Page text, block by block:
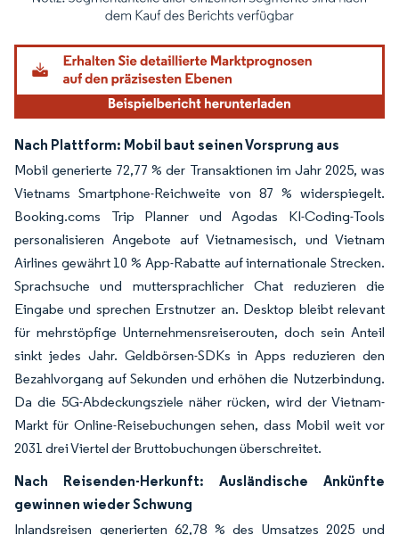
Bild © Mordor Intelligence. Wiederverwendung erfordert Namensnennung
Nach Plattform: Mobil baut seinen Vorsprung aus
Mobil generierte 72,77 % der Transaktionen im Jahr 2025, was
Vietnams Smartphone-Reichweite von 87 % widerspiegelt.
Booking.coms Trip Planner und Agodas KI-Coding-Tools
personalisieren Angebote auf Vietnamesisch, und Vietnam
Airlines gewährt 10 % App-Rabatte auf internationale Strecken.
Sprachsuche und muttersprachlicher Chat reduzieren die
Eingabe und sprechen Erstnutzer an. Desktop bleibt relevant
für mehrstöpfige Unternehmensreiserouten, doch sein Anteil
sinkt jedes Jahr. Geldbörsen-SDKs in Apps reduzieren den
Bezahlvorgang auf Sekunden und erhöhen die Nutzerbindung.
Da die 5G-Abdeckungsziele näher rücken, wird der Vietnam-
Markt für Online-Reisebuchungen sehen, dass Mobil weit vor
2031 drei Viertel der Bruttobuchungen überschreitet.
Nach Reisenden-Herkunft: Ausländische Ankünfte
gewinnen wieder Schwung
Inlandsreisen generierten 62,78 % des Umsatzes 2025 und